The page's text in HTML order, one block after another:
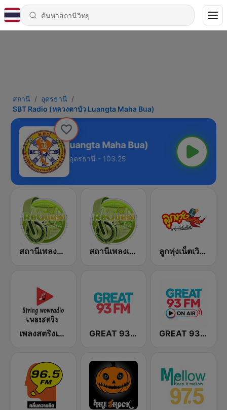
สถานี
อุดรธานี
SBT Radio (หลวงตาบัว Luangta Maha Bua)
(หลวงตาบัว Luangta Maha Bua)
อุดรธานี - 103.25
สถานีเพลงลูกทุ่ง Request Radio Country Music สถานีเพลงเพื่อชีวิต Request Radio For Life ลูกทุ่งเน็ตเวิร์ (Looktung Network)
เพลงสตริงเก่า ว้าว เรดิโอ online GREAT 93 | ONLINE GREAT 93 | ONAIR